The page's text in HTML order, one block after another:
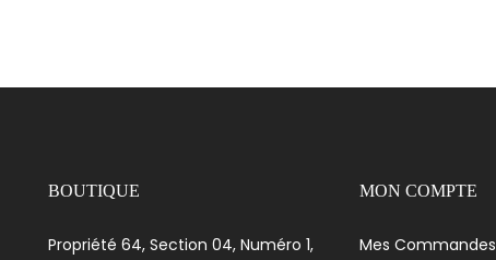
BOUTIQUE
Propriété 64, Section 04, Numéro 1,
MON COMPTE
Mes Commandes